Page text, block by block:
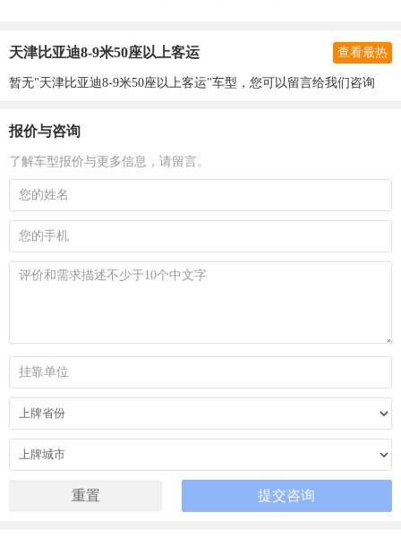
天津比亚迪8-9米50座以上客运 查看最热
暂无"天津比亚迪8-9米50座以上客运"车型，您可以留言给我们咨询
报价与咨询
了解车型报价与更多信息，请留言。